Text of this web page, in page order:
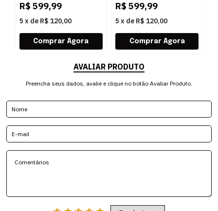
R$ 599,99
5 x de R$ 120,00
R$ 599,99
5 x de R$ 120,00
AVALIAR PRODUTO
Preencha seus dados, avalie e clique no botão Avaliar Produto.